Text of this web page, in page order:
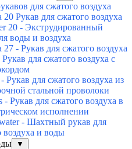
для сжатого воздуха
20 Рукав для сжатого воздуха
20 - Экструдированный
воды и воздуха
27 - Рукав для сжатого воздуха
для сжатого воздуха с
Рукав для сжатого воздуха из
стальной проволоки
- Рукав для сжатого воздуха в
исполнении
- Шахтный рукав для
воздуха и воды
▼